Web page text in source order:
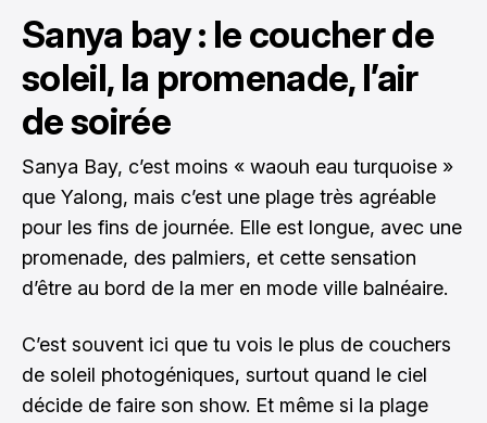
Sanya bay : le coucher de
soleil, la promenade, l’air
de soirée
Sanya Bay, c’est moins « waouh eau turquoise »
que Yalong, mais c’est une plage très agréable
pour les fins de journée. Elle est longue, avec une
promenade, des palmiers, et cette sensation
d’être au bord de la mer en mode ville balnéaire.
C’est souvent ici que tu vois le plus de couchers
de soleil photogéniques, surtout quand le ciel
décide de faire son show. Et même si la plage